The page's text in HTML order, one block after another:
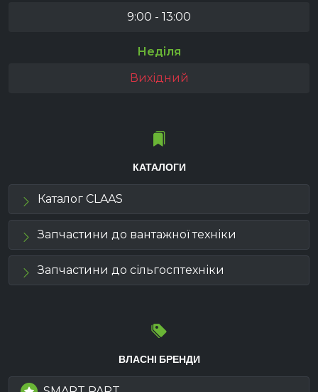
9:00 - 13:00
Неділя
Вихідний
КАТАЛОГИ
Каталог CLAAS
Запчастини до вантажної техніки
Запчастини до сільгосптехніки
ВЛАСНІ БРЕНДИ